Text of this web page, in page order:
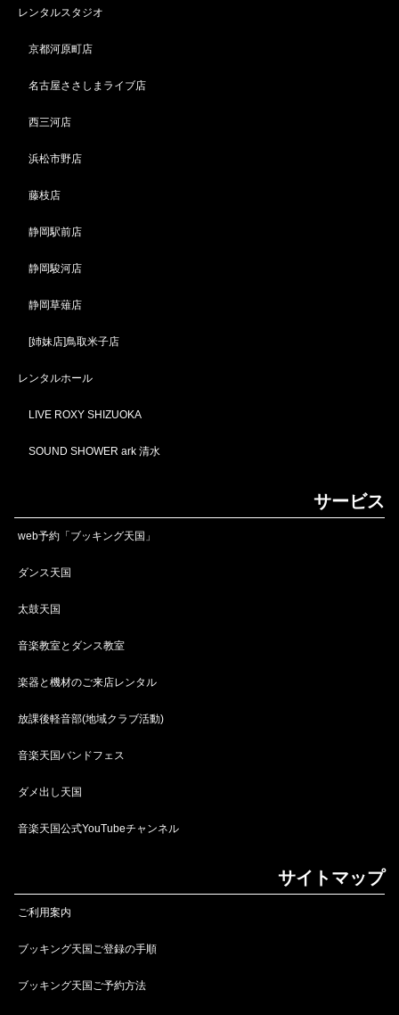
レンタルスタジオ
京都河原町店
名古屋ささしまライブ店
西三河店
浜松市野店
藤枝店
静岡駅前店
静岡駿河店
静岡草薙店
[姉妹店]鳥取米子店
レンタルホール
LIVE ROXY SHIZUOKA
SOUND SHOWER ark 清水
サービス
web予約「ブッキング天国」
ダンス天国
太鼓天国
音楽教室とダンス教室
楽器と機材のご来店レンタル
放課後軽音部(地域クラブ活動)
音楽天国バンドフェス
ダメ出し天国
音楽天国公式YouTubeチャンネル
サイトマップ
ご利用案内
ブッキング天国ご登録の手順
ブッキング天国ご予約方法